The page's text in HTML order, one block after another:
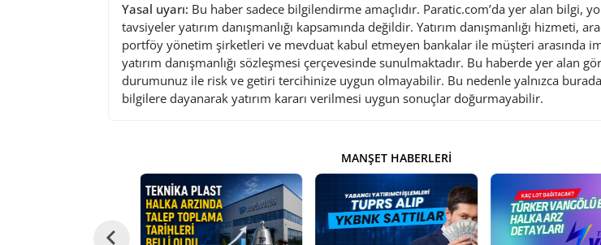
Yasal uyarı: Bu haber sadece bilgilendirme amaçlıdır. Paratic.com’da yer alan bilgi,
tavsiyeler yatırım danışmanlığı kapsamında değildir. Yatırım danışmanlığı hizmeti,
portföy yönetim şirketleri ve mevduat kabul etmeyen bankalar ile müşteri arasında
yatırım danışmanlığı sözleşmesi çerçevesinde sunulmaktadır. Bu haberde yer alan
durumunuz ile risk ve getiri tercihinize uygun olmayabilir. Bu nedenle yalnızca
bilgilere dayanarak yatırım kararı verilmesi uygun sonuçlar doğurmayabilir.
MANŞET HABERLERI